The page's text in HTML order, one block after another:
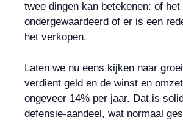
twee dingen kan betekenen: of het
ondergewaardeerd of er is een
het verkopen.
Laten we nu eens kijken naar
verdient geld en de winst en
ongeveer 14% per jaar. Dat is
defensie-aandeel, wat normaal